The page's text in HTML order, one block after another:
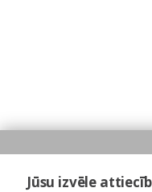
Jūsu izvēle